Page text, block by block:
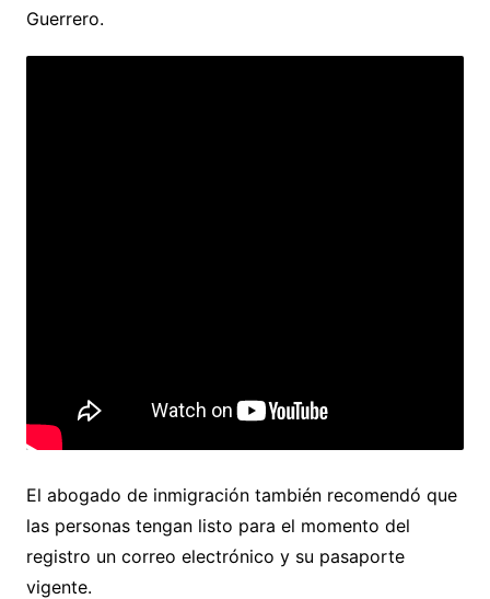
Guerrero.
El abogado de inmigración también recomendó que
las personas tengan listo para el momento del
registro un correo electrónico y su pasaporte
vigente.